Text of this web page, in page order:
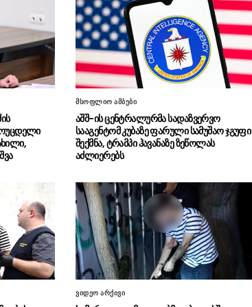
მსოფლიო ამბები
აშშ-ის ცენტრალურმა სადაზვერვო
სააგენტომ კუბაზე ფარული სამუშაო ჯგუფი
შექმნა, ტრამპი ჰავანაზე ზეწოლას
აძლიერებს
ვიდეო არქივი